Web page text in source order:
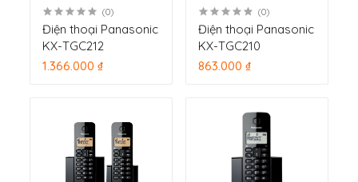
(0)
Điện thoại Panasonic
KX-TGC212
1.366.000 ₫
(0)
Điện thoại Panasonic
KX-TGC210
863.000 ₫